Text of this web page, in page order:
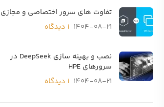
تفاوت های سرور اختصاصی و مجازی
1404-08-21 ۱ دیدگاه
نصب و بهینه سازی DeepSeek در
سرورهای HPE
1404-08-21 ۱ دیدگاه